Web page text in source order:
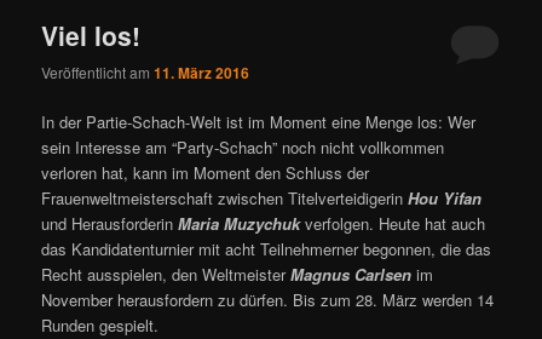
Viel los!
Veröffentlicht am11. März 2016
In der Partie-Schach-Welt ist im Moment eine Menge los: Wer
sein Interesse am “Party-Schach” noch nicht vollkommen
verloren hat, kann im Moment den Schluss der
Frauenweltmeisterschaft zwischen TitelverteidigerinHou Yifan
und HerausforderinMaria Muzychukverfolgen. Heute hat auch
das Kandidatenturnier mit acht Teilnehmerner begonnen, die das
Recht ausspielen, den WeltmeisterMagnus Carlsen im
November herausfordern zu dürfen. Bis zum 28. März werden 14
Runden gespielt.